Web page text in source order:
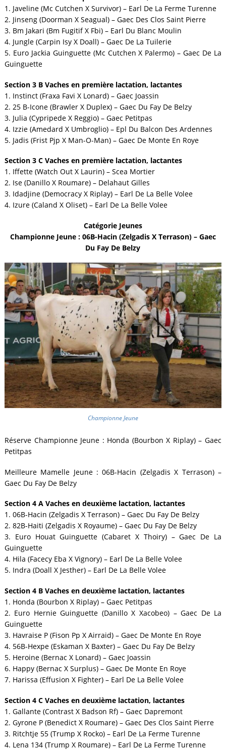
1. Javeline (Mc Cutchen X Survivor) – Earl De La Ferme Turenne
2. Jinseng (Doorman X Seagual) – Gaec Des Clos Saint Pierre
3. Bm Jakari (Bm Fugitif X Fbi) – Earl Du Blanc Moulin
4. Jungle (Carpin Isy X Doall) – Gaec De La Tuilerie
5. Euro Jackia Guinguette (Mc Cutchen X Palermo) – Gaec De La
Guinguette
Section 3 B Vaches en première lactation, lactantes
1. Instinct (Fraxa Favi X Lonard) – Gaec Joassin
2. 25 B-Icone (Brawler X Duplex) – Gaec Du Fay De Belzy
3. Julia (Cypripede X Reggio) – Gaec Petitpas
4. Izzie (Amedard X Umbroglio) – Epl Du Balcon Des Ardennes
5. Jadis (Frist Pjp X Man-O-Man) – Gaec De Monte En Roye
Section 3 C Vaches en première lactation, lactantes
1. Iffette (Watch Out X Laurin) – Scea Mortier
2. Ise (Danillo X Roumare) – Delahaut Gilles
3. Idadjine (Democracy X Riplay) – Earl De La Belle Volee
4. Izure (Caland X Oliset) – Earl De La Belle Volee
Catégorie Jeunes
Championne Jeune : 06B-Hacin (Zelgadis X Terrason) – Gaec
Du Fay De Belzy
Championne Jeune
Réserve Championne Jeune : Honda (Bourbon X Riplay) – Gaec
Petitpas
Meilleure Mamelle Jeune : 06B-Hacin (Zelgadis X Terrason) –
Gaec Du Fay De Belzy
Section 4 A Vaches en deuxième lactation, lactantes
1. 06B-Hacin (Zelgadis X Terrason) – Gaec Du Fay De Belzy
2. 82B-Haiti (Zelgadis X Royaume) – Gaec Du Fay De Belzy
3. Euro Houat Guinguette (Cabaret X Thoiry) – Gaec De La
Guinguette
4. Hila (Facecy Eba X Vignory) – Earl De La Belle Volee
5. Indra (Doall X Jesther) – Earl De La Belle Volee
Section 4 B Vaches en deuxième lactation, lactantes
1. Honda (Bourbon X Riplay) – Gaec Petitpas
2. Euro Hernie Guinguette (Danillo X Xacobeo) – Gaec De La
Guinguette
3. Havraise P (Fison Pp X Airraid) – Gaec De Monte En Roye
4. 56B-Hexpe (Eskaman X Baxter) – Gaec Du Fay De Belzy
5. Heroine (Bernac X Lonard) – Gaec Joassin
6. Happy (Bernac X Surplus) – Gaec De Monte En Roye
7. Harissa (Effusion X Fighter) – Earl De La Belle Volee
Section 4 C Vaches en deuxième lactation, lactantes
1. Gallante (Contrast X Badson Rf) – Gaec Dapremont
2. Gyrone P (Benedict X Roumare) – Gaec Des Clos Saint Pierre
3. Ritchtje 55 (Trump X Rocko) – Earl De La Ferme Turenne
4. Lena 134 (Trump X Roumare) – Earl De La Ferme Turenne